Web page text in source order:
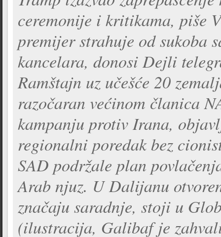
ceremonije i kritikama, piše
premijer strahuje od sukoba
kancelara, donosi Dejli
Ramštajn uz učešće 20
razočaran većinom članica
kampanju protiv Irana,
regionalni poredak bez
SAD podržale plan
Arab njuz. U Dalijanu
značaju saradnje, stoji u
(ilustracija, Galibaf je